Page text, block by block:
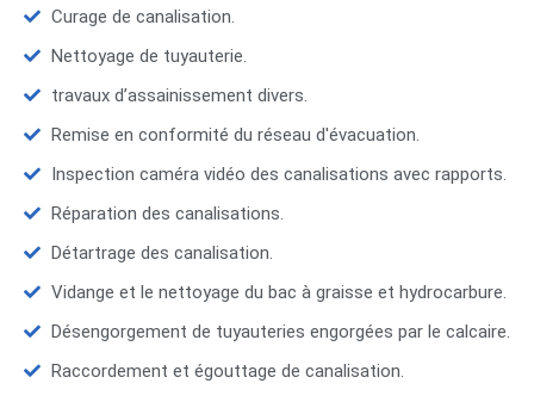
Curage de canalisation.
Nettoyage de tuyauterie.
travaux d’assainissement divers.
Remise en conformité du réseau d'évacuation.
Inspection caméra vidéo des canalisations avec rapports.
Réparation des canalisations.
Détartrage des canalisation.
Vidange et le nettoyage du bac à graisse et hydrocarbure.
Désengorgement de tuyauteries engorgées par le calcaire.
Raccordement et égouttage de canalisation.